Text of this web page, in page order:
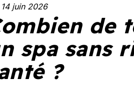
14 juin 2026
de
spa sans
?